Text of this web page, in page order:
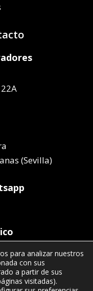
(Sevilla)
para analizar nuestros
con sus
a partir de sus
visitadas).